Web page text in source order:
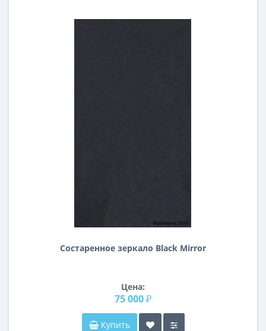
Состаренное зеркало Black Mirror
Цена:
75 000 ₽
Купить